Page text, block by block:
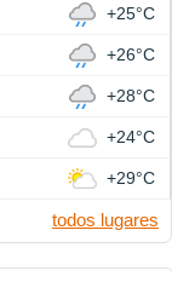
+25°C
+26°C
+28°C
+24°C
+29°C
todos lugares